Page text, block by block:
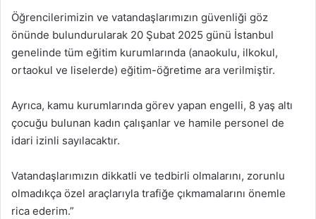
Öğrencilerimizin ve vatandaşlarımızın güvenliği göz
önünde bulundurularak 20 Şubat 2025 günü İstanbul
genelinde tüm eğitim kurumlarında (anaokulu, ilkokul,
ortaokul ve liselerde) eğitim-öğretime ara verilmiştir.
Ayrıca, kamu kurumlarında görev yapan engelli, 8 yaş altı
çocuğu bulunan kadın çalışanlar ve hamile personel de
idari izinli sayılacaktır.
Vatandaşlarımızın dikkatli ve tedbirli olmalarını, zorunlu
olmadıkça özel araçlarıyla trafiğe çıkmamalarını önemle
rica ederim.”